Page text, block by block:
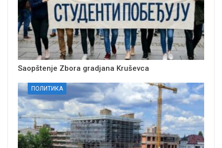
Saopštenje Zbora gradjana Kruševca
ПОЛИТИКА